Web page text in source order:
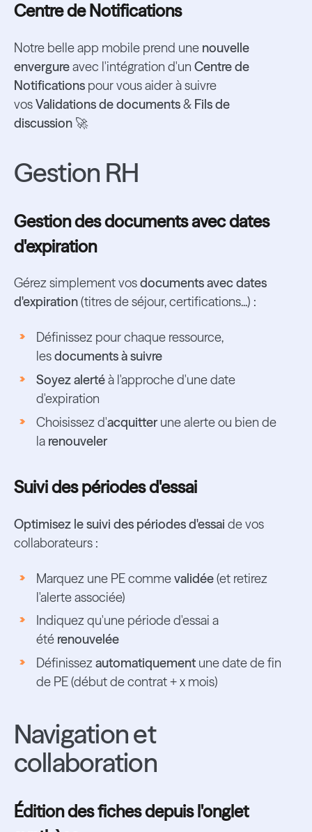
Centre de Notifications
Notre belle app mobile prend une nouvelle
envergureavec l'intégration d'un Centre de
Notificationspour vous aider à suivre
vosValidations de documents& Fils de
discussion 🚀
Gestion RH
Gestion des documents avec dates
d'expiration
Gérez simplement vosdocuments avec dates
d'expiration(titres de séjour, certifications...) :
Définissez pour chaque ressource,
lesdocuments à suivre
Soyez alertéà l'approche d'une date
d'expiration
Choisissez d'acquitter une alerte ou bien de
la renouveler
Suivi des périodes d'essai
Optimisez le suivi des périodes d'essai de vos
collaborateurs :
Marquez une PE commevalidée(et retirez
l'alerte associée)
Indiquez qu'une période d'essai a
été renouvelée
Définissez automatiquementune date de fin
de PE (début de contrat + x mois)
Navigation et
collaboration
Édition des fiches depuis l'onglet